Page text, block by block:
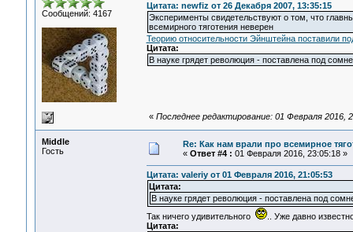
Сообщений: 4167
Цитата: newfiz от 26 Декабря 2007, 13:35:15
Эксперименты свидетельствуют о том, что
всемирного тяготения неверен
Теорию относительности Эйнштейна поставили
Цитата:
В науке грядет революция - поставлена под
« Последнее редактирование: 01 Февраля 2016,
Middle
Гость
Re: Как нам врали про всемирное
« Ответ #4 : 01 Февраля 2016, 23:05:18 »
Цитата: valeriy от 01 Февраля 2016, 21:05:53
Цитата:
В науке грядет революция - поставлена под
Так ничего удивительного
.. Уже давно
Цитата: